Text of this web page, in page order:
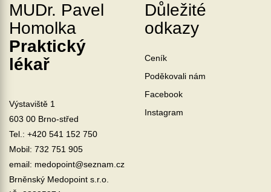
MUDr. Pavel
Homolka
Praktický
lékař
Výstaviště 1
603 00 Brno-střed
Tel.: +420 541 152 750
Mobil: 732 751 905
email: medopoint@seznam.cz
Brněnský Medopoint s.r.o.
Důležité
odkazy
Ceník
Poděkovali nám
Facebook
Instagram